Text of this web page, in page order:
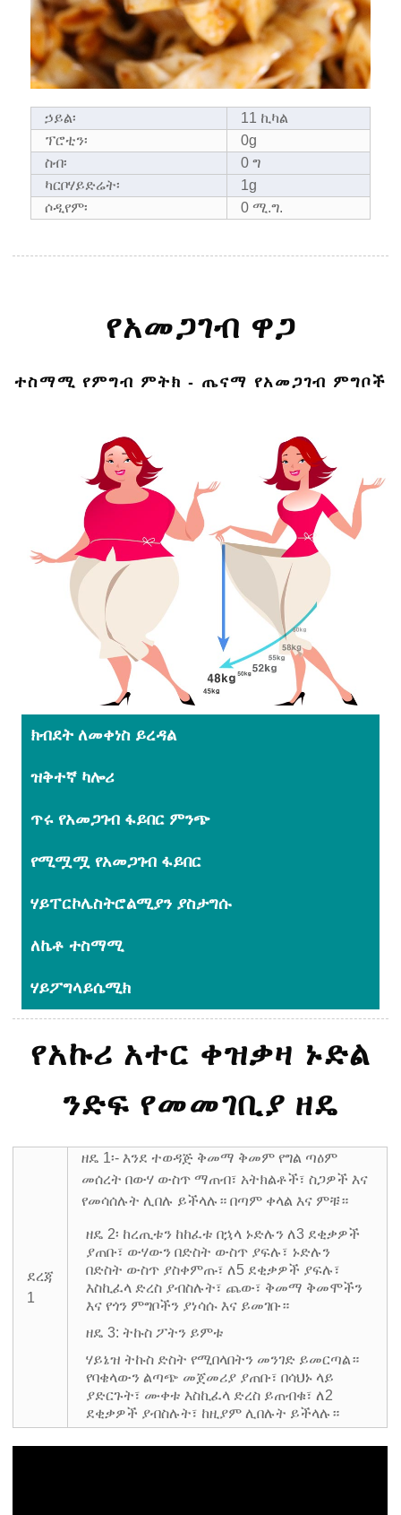
ኃይል፡
11 ኪካል
ፕሮቲን፡
0g
ስብ፡
0 ግ
ካርቦሃይድሬት፡
1g
ሶዲየም፡
0 ሚ.ግ.
የአመጋገብ ዋጋ
ተስማሚ የምግብ ምትክ - ጤናማ የአመጋገብ ምግቦች
ክብደት ለመቀነስ ይረዳል
ዝቅተኛ ካሎሪ
ጥሩ የአመጋገብ ፋይበር ምንጭ
የሚሟሟ የአመጋገብ ፋይበር
ሃይፐርኮሌስትሮልሚያን ያስታግሱ
ለኬቶ ተስማሚ
ሃይፖግላይሴሚክ
የአኩሪ አተር ቀዝቃዛ ኑድል
ንድፍ የመመገቢያ ዘዴ
ደረጃ
1
ዘዴ 1፡- እንደ ተወዳጅ ቅመማ ቅመም የግል ጣዕም
መሰረት በውሃ ውስጥ ማጠብ፣ አትክልቶች፣ ስጋዎች እና
የመሳሰሉት ሊበሉ ይችላሉ። በጣም ቀላል እና ምቹ።
ዘዴ 2፡ ከረጢቱን ከከፈቱ በኋላ ኑድሉን ለ3 ደቂቃዎች
ያጠቡ፣ ውሃውን በድስት ውስጥ ያፍሉ፣ ኑድሉን
በድስት ውስጥ ያስቀምጡ፣ ለ5 ደቂቃዎች ያፍሉ፣
እስኪፈላ ድረስ ያብስሉት፣ ጨው፣ ቅመማ ቅመሞችን
እና የጎን ምግቦችን ያነሳሱ እና ይመገቡ።
ዘዴ 3: ትኩስ ፖትን ይምቱ
ሃይኔዝ ትኩስ ድስት የሚበላበትን መንገድ ይመርጣል።
የባቄላውን ልጣጭ መጀመሪያ ያጠቡ፣ በሳህኑ ላይ
ያድርጉት፣ ሙቀቱ ​​እስኪፈላ ድረስ ይጠብቁ፣ ለ2
ደቂቃዎች ያብስሉት፣ ከዚያም ሊበሉት ይችላሉ።